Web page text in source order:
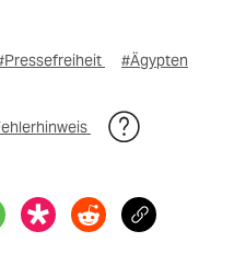
#Ägypten